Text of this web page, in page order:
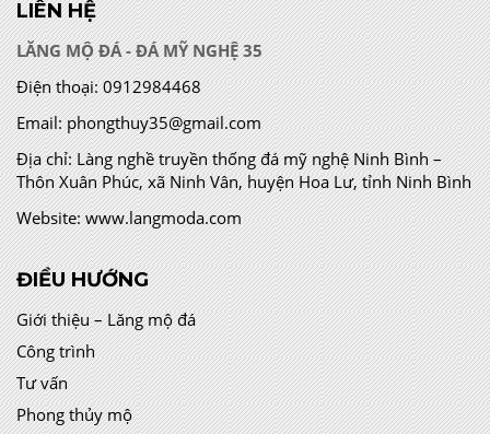
LIÊN HỆ
LĂNG MỘ ĐÁ - ĐÁ MỸ NGHỆ 35
Điện thoại: 0912984468
Email: phongthuy35@gmail.com
Địa chỉ:Làng nghề truyền thống đá mỹ nghệ Ninh Bình –
Thôn Xuân Phúc, xã Ninh Vân, huyện Hoa Lư, tỉnh Ninh Bình
Website: www.langmoda.com
ĐIỀU HƯỚNG
Giới thiệu – Lăng mộ đá
Công trình
Tư vấn
Phong thủy mộ